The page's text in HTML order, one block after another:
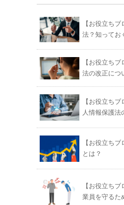
【お役立ち
法？知ってお
【お役立ち
法の改正につ
【お役立ち
人情報保護法
【お役立ち
とは？
【お役立ち
業員を守るた